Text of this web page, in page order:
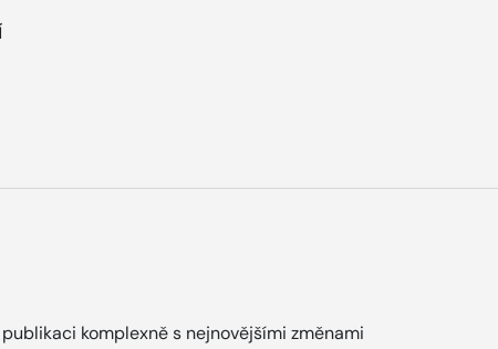
komplexně s nejnovějšími změnami